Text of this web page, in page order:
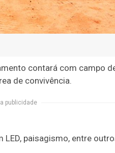
contará com campo
de convivência.
publicidade
paisagismo, entre